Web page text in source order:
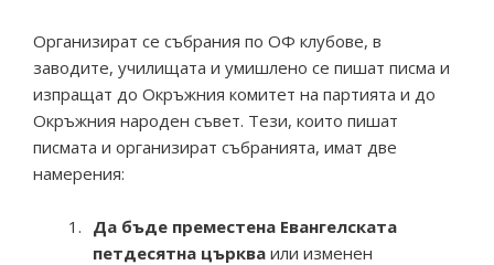
Организират се събрания по ОФ клубове, в
заводите, училищата и умишлено се пишат писма и
изпращат до Окръжния комитет на партията и до
Окръжния народен съвет. Тези, които пишат
писмата и организират събранията, имат две
намерения:
Да бъде преместена Евангелската
петдесятна църква или изменен